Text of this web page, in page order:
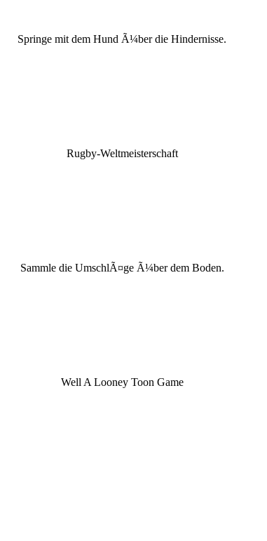
Springe mit dem Hund Ã¼ber die Hindernisse.
Rugby-Weltmeisterschaft
Sammle die UmschlÃ¤ge Ã¼ber dem Boden.
Well A Looney Toon Game